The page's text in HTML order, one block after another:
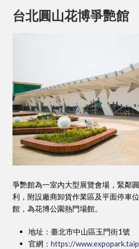
台北圓山花博爭艷館
爭艷館為一室內大型展覽會場，緊鄰
利，附設廠商卸貨作業區及平面停車
館，為花博公園熱門場館。
地址：臺北市中山區玉門街1號
官網： https://